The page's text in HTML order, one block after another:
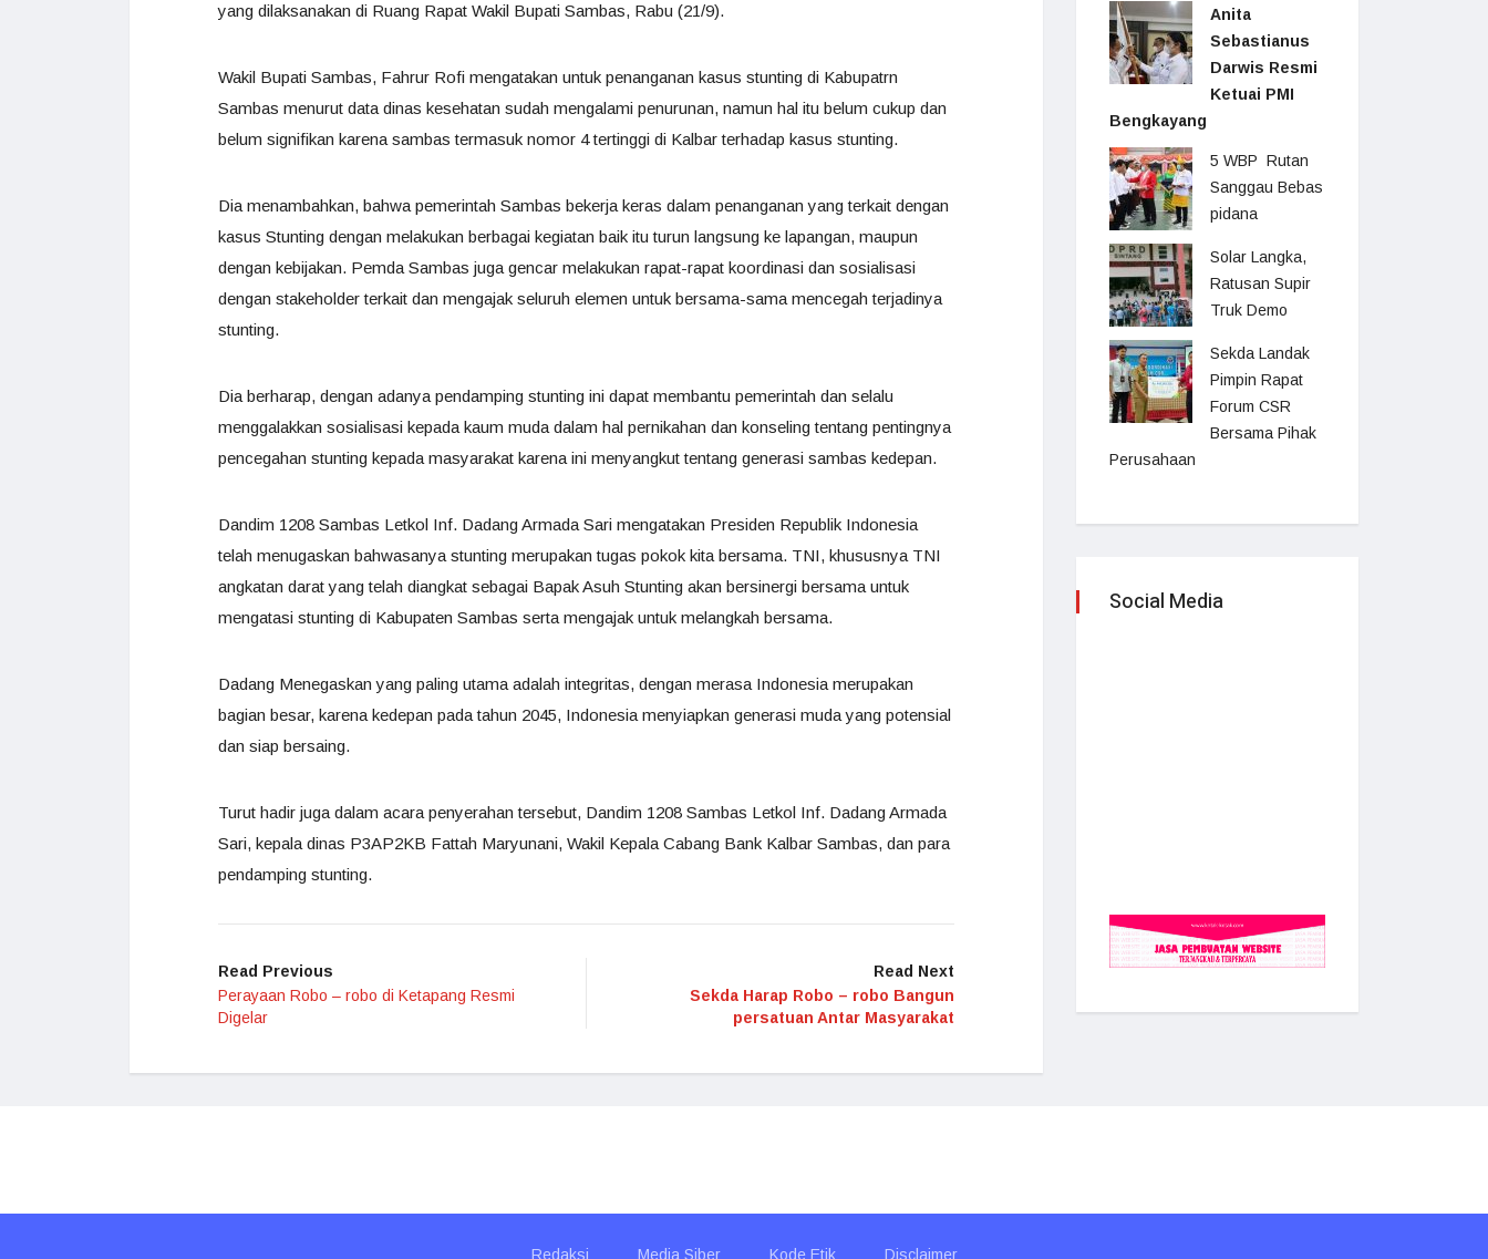
yang dilaksanakan di Ruang Rapat Wakil Bupati Sambas, Rabu (21/9).
Wakil Bupati Sambas, Fahrur Rofi mengatakan untuk penanganan kasus stunting di Kabupatrn
Sambas menurut data dinas kesehatan sudah mengalami penurunan, namun hal itu belum cukup dan
belum signifikan karena sambas termasuk nomor 4 tertinggi di Kalbar terhadap kasus stunting.
Dia menambahkan, bahwa pemerintah Sambas bekerja keras dalam penanganan yang terkait dengan
kasus Stunting dengan melakukan berbagai kegiatan baik itu turun langsung ke lapangan, maupun
dengan kebijakan. Pemda Sambas juga gencar melakukan rapat-rapat koordinasi dan sosialisasi
dengan stakeholder terkait dan mengajak seluruh elemen untuk bersama-sama mencegah terjadinya
stunting.
Dia berharap, dengan adanya pendamping stunting ini dapat membantu pemerintah dan selalu
menggalakkan sosialisasi kepada kaum muda dalam hal pernikahan dan konseling tentang pentingnya
pencegahan stunting kepada masyarakat karena ini menyangkut tentang generasi sambas kedepan.
Dandim 1208 Sambas Letkol Inf. Dadang Armada Sari mengatakan Presiden Republik Indonesia
telah menugaskan bahwasanya stunting merupakan tugas pokok kita bersama. TNI, khususnya TNI
angkatan darat yang telah diangkat sebagai Bapak Asuh Stunting akan bersinergi bersama untuk
mengatasi stunting di Kabupaten Sambas serta mengajak untuk melangkah bersama.
Dadang Menegaskan yang paling utama adalah integritas, dengan merasa Indonesia merupakan
bagian besar, karena kedepan pada tahun 2045, Indonesia menyiapkan generasi muda yang potensial
dan siap bersaing.
Turut hadir juga dalam acara penyerahan tersebut, Dandim 1208 Sambas Letkol Inf. Dadang Armada
Sari, kepala dinas P3AP2KB Fattah Maryunani, Wakil Kepala Cabang Bank Kalbar Sambas, dan para
pendamping stunting.
Read Previous
Perayaan Robo – robo di Ketapang Resmi
Digelar
Read Next
Sekda Harap Robo – robo Bangun
persatuan Antar Masyarakat
Anita
Sebastianus
Darwis Resmi
Ketuai PMI
Bengkayang
5 WBP Rutan
Sanggau Bebas
pidana
Solar Langka,
Ratusan Supir
Truk Demo
Sekda Landak
Pimpin Rapat
Forum CSR
Bersama Pihak
Perusahaan
Social Media
Redaksi Media Siber Kode Etik Disclaimer